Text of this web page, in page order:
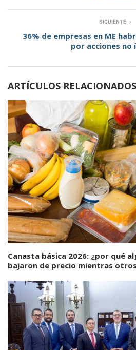
SIGUIENTE
36% de empresas en ME
por acciones no
ARTÍCULOS RELACIONADOS
Canasta básica 2026: ¿por qué
bajaron de precio mientras